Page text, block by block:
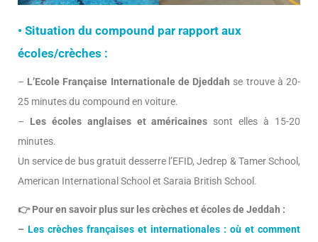
• Situation du compound par rapport aux
écoles/crèches :
– L’Ecole Française Internationale de Djeddah se trouve à 20-
25 minutes du compound en voiture.
– Les écoles anglaises et américaines sont elles à 15-20
minutes.
Un service de bus gratuit desserre l’EFID, Jedrep & Tamer School,
American International School et Saraia British School.
👉Pour en savoir plus sur les crèches et écoles de Jeddah :
– Les crèches françaises et internationales : où et comment